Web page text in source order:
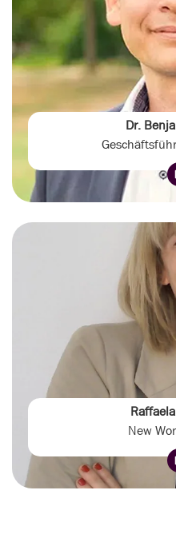
Dr.
New